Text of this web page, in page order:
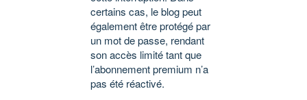
certains cas, le blog peut
également être protégé par
un mot de passe, rendant
son accès limité tant que
l’abonnement premium n’a
pas été réactivé.